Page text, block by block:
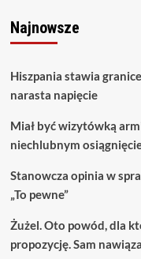
Najnowsze
Hiszpania stawia
narasta napięcie
Miał być wizytówką
niechlubnym
Stanowcza opinia w
„To pewne”
Żużel. Oto powód, dla
propozycję. Sam